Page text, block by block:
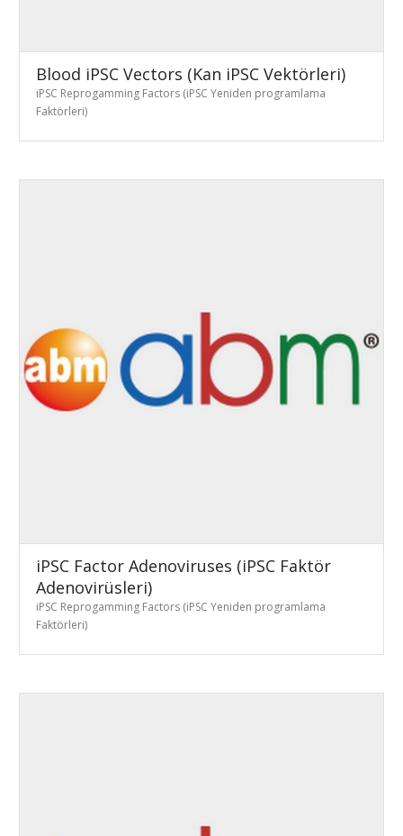
Blood iPSC Vectors (Kan iPSC Vektörleri)
iPSC Reprogamming Factors (iPSC Yeniden programlama
Faktörleri)
iPSC Factor Adenoviruses (iPSC Faktör
Adenovirüsleri)
iPSC Reprogamming Factors (iPSC Yeniden programlama
Faktörleri)